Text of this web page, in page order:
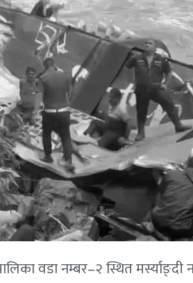
वडा नम्बर–२ स्थित मर्स्याङ्दी